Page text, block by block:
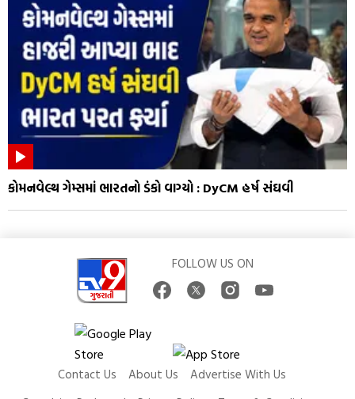
કોમનવેલ્થ ગેમ્સમાં ભારતનો ડંકો વાગ્યો : DyCM હર્ષ સંઘવી
FOLLOW US ON
Contact Us About Us
Advertise With Us